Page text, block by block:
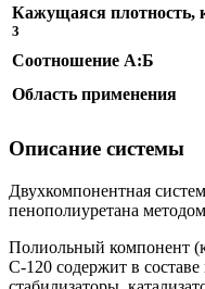
Кажущаяся плотность,
3
Соотношение А:Б
Область применения
Описание системы
Двухкомпонентная
пенополиуретана
Полиольный компонент
С-120 содержит в